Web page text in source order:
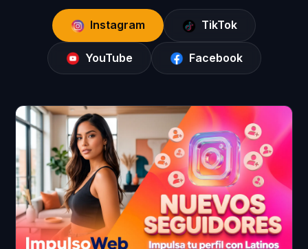
Instagram TikTok
YouTube Facebook